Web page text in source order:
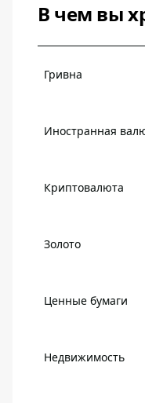
В чем вы
Гривна
Иностранная
Криптовалюта
Золото
Ценные бумаги
Недвижимость